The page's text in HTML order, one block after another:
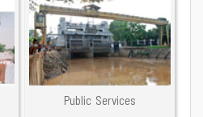
Public Services